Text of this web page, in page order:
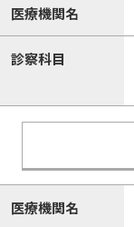
医療機関名
診察科目
医療機関名